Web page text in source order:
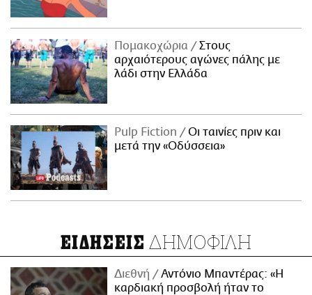
Πομακοχώρια
Στους
αρχαιότερους αγώνες πάλης με
λάδι στην Ελλάδα
Pulp Fiction
Οι ταινίες πριν και
μετά την «Οδύσσεια»
ΕΙΔΗΣΕΙΣ ΔΗΜΟΦΙΛΗ
Διεθνή
Αντόνιο Μπαντέρας: «Η
καρδιακή προσβολή ήταν το